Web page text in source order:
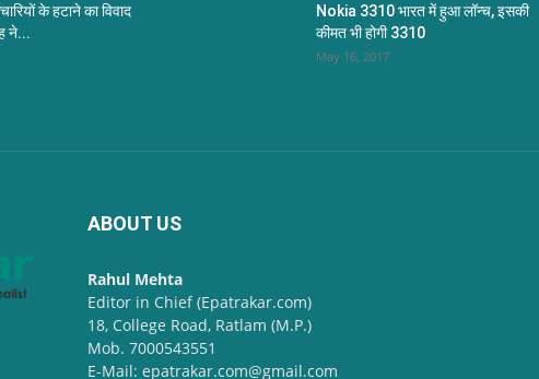
के हटाने का विवाद
ने...
Nokia 3310 भारत में हुआ लॉन्च, इसकी
कीमत भी होगी 3310
May 16, 2017
ABOUT US
Rahul Mehta
Editor in Chief (Epatrakar.com)
18, College Road, Ratlam (M.P.)
Mob. 7000543551
E-Mail: epatrakar.com@gmail.com